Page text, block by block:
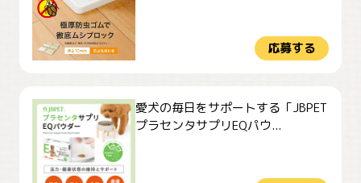
応募する
愛犬の毎日をサポートする「JBPET
プラセンタサプリEQパウ...